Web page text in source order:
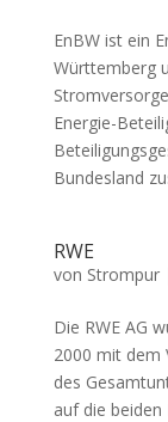
EnBW ist ein
Württemberg
Energie-
Bundesland
RWE
von Strompur
Die RWE AG
2000 mit dem
des
auf die beiden